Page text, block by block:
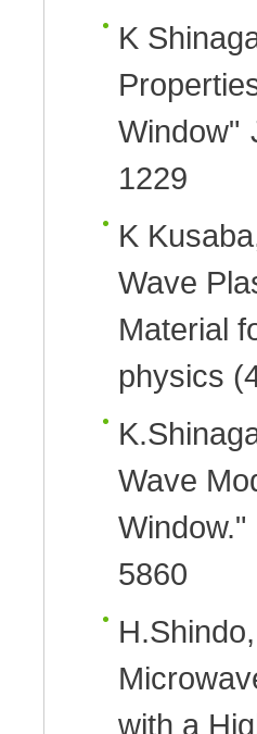
K
Window"
1229
K
Wave
Material
physics
Wave
Window."
5860
with a